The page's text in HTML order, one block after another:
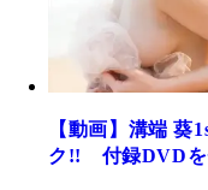
【動画】溝端 葵
ク!! 付録DVDを